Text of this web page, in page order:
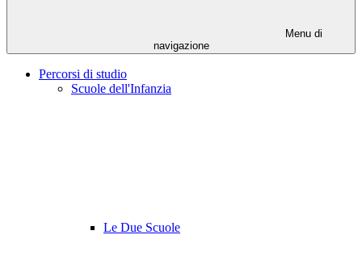
Menu di
navigazione
Percorsi di studio
Scuole dell'Infanzia
Le Due Scuole